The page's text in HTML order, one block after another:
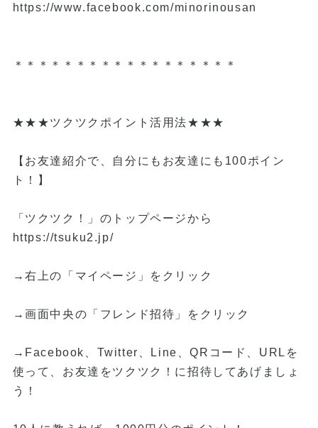
https://www.facebook.com/minorinousan
＊＊＊＊＊＊＊＊＊＊＊＊＊＊＊＊＊＊
★★★ツクツクポイント活用法★★★
【お友達紹介で、自分にもお友達にも100ポイン
ト！】
「ツクツク！」のトップページから
https://tsuku2.jp/
→右上の「マイページ」をクリック
→画面中央の「フレンド招待」をクリック
→Facebook、Twitter、Line、QRコード、URLを
使って、お友達をツクツク！に招待してあげましょ
う！